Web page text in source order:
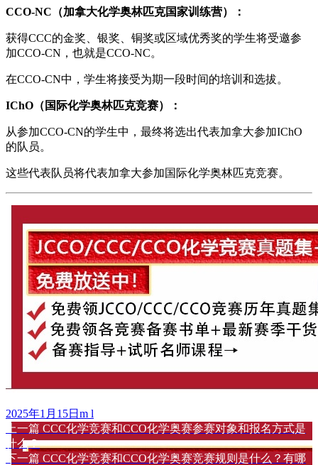
CCO-NC（加拿大化学奥林匹克国家训练营）：
获得CCC的金奖、银奖、铜奖或区域优秀奖的学生将受邀参
加CCO-CN，也就是CCO-NC。
在CCO-CN中，学生将接受为期一段时间的培训和选拔。
IChO（国际化学奥林匹克竞赛）：
从参加CCO-CN的学生中，最终将选出代表加拿大参加IChO
的队员。
这些代表队员将代表加拿大参加国际化学奥林匹克竞赛。
发
布
于
2025年1月15日 作
者
m l
文
章
上一篇 上
篇
文
CCC化学竞赛和CCO化学奥赛参赛对象和报名方式是
什么？
下一篇 下
CCC化学竞赛和CCO化学奥赛竞赛规则是什么？有哪